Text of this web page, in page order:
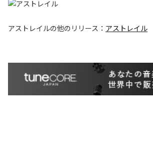
アストレイルの他のリリース： アストレイル